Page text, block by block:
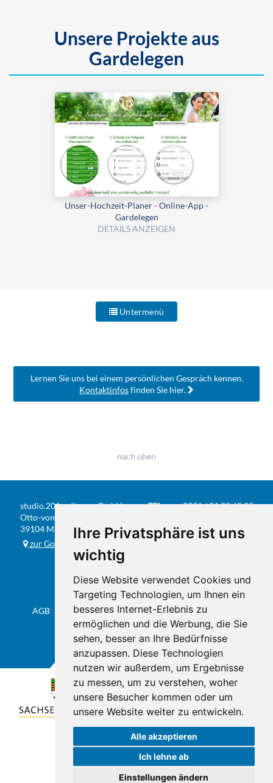
Ihre Privatsphäre ist uns
wichtig
Diese Website verwendet Cookies und
Targeting Technologien, um Ihnen ein
besseres Internet-Erlebnis zu
ermöglichen und die Werbung, die Sie
sehen, besser an Ihre Bedürfnisse
anzupassen. Diese Technologien
nutzen wir außerdem, um Ergebnisse
zu messen, um zu verstehen, woher
unsere Besucher kommen oder um
unsere Website weiter zu entwickeln.
Alle akzeptieren
Ich lehne ab
Einstellungen ändern
Unsere Projekte aus
Gardelegen
Unser-Hochzeit-Planer - Online-App -
Gardelegen
DETAILS ANZEIGEN
Untermenü
Lernen Sie uns bei einem persönlichen Gespräch kennen.
Kontaktinfosfinden Sie hier.
nach oben
studio.201 software GmbH
Otto-von-Guericke-Str. 104
39104 Magdeburg
zur Google-Karte
TEL
0391 / 81 90 68 05
E-MAIL info@studio201.de
AGB Datenschutz & Impressum Sitemap